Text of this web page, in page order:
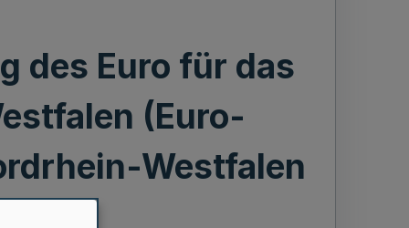
des Euro für das
(Euro-
Westfalen